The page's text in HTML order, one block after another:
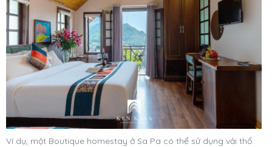
Ví dụ, một Boutique homestay ở Sa Pa có thể sử dụng vải thổ